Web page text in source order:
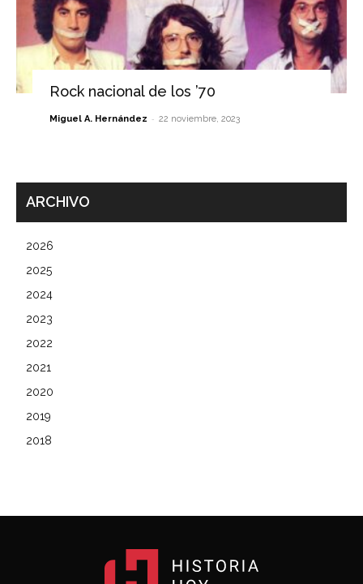
Rock nacional de los ’70
Miguel A. Hernández - 22 noviembre, 2023
ARCHIVO
2026
2025
2024
2023
2022
2021
2020
2019
2018